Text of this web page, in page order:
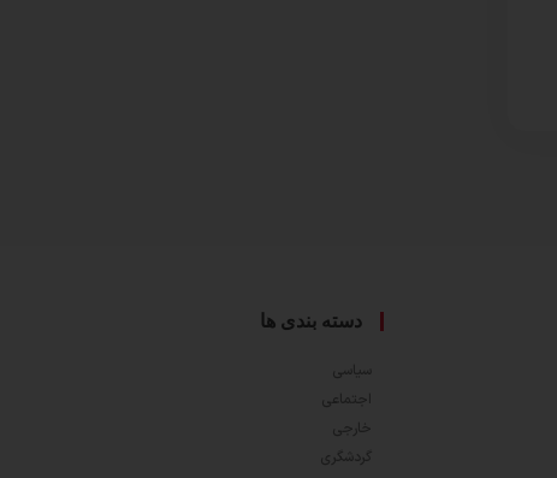
دسته بندی ها
سیاسی
اجتماعی
خارجی
گردشگری